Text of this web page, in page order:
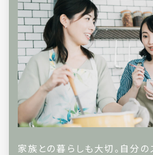
家族との暮らしも大切。自分の